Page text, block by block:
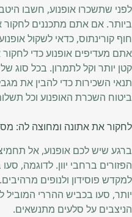
לפני שתשכרו אופנוע, חשבו
ביותר. אם אתם מתכננים
חוף קורינתוס, כדאי לשקול
אתם מעדיפים אופנוע כדי
קטן יותר וקל לתמרון. בכל סוג
תנאי השכירות כדי להבין את
ביטוח השכרת האופנוע וכל
לחקור את אתונה ומחוצה לה:
ברגע שיש לכם אופנוע, אל
הפזורים ברחבי יוון. לדוגמה, סעו
למקדש פוסידון ולנופים
יותר, סעו בכביש ההררי
הניצבים על סלעים מתנשאים.